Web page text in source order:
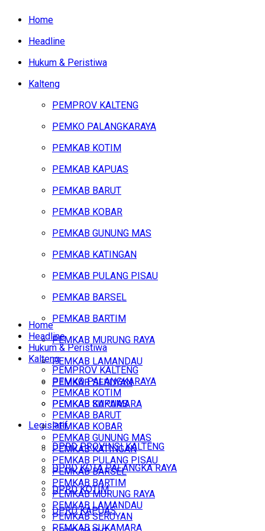
Home
Headline
Hukum & Peristiwa
Kalteng
PEMPROV KALTENG
PEMKO PALANGKARAYA
PEMKAB KOTIM
PEMKAB KAPUAS
PEMKAB BARUT
PEMKAB KOBAR
PEMKAB GUNUNG MAS
PEMKAB KATINGAN
PEMKAB PULANG PISAU
PEMKAB BARSEL
PEMKAB BARTIM
PEMKAB MURUNG RAYA
PEMKAB LAMANDAU
PEMKAB SERUYAN
PEMKAB SUKAMARA
Legislatif
DPRD PROVINSI KALTENG
DPRD KOTA PALANGKA RAYA
DPRD KOTIM
DPRD KAPUAS
Home
Headline
Hukum & Peristiwa
Kalteng
PEMPROV KALTENG
PEMKO PALANGKARAYA
PEMKAB KOTIM
PEMKAB KAPUAS
PEMKAB BARUT
PEMKAB KOBAR
PEMKAB GUNUNG MAS
PEMKAB KATINGAN
PEMKAB PULANG PISAU
PEMKAB BARSEL
PEMKAB BARTIM
PEMKAB MURUNG RAYA
PEMKAB LAMANDAU
PEMKAB SERUYAN
PEMKAB SUKAMARA